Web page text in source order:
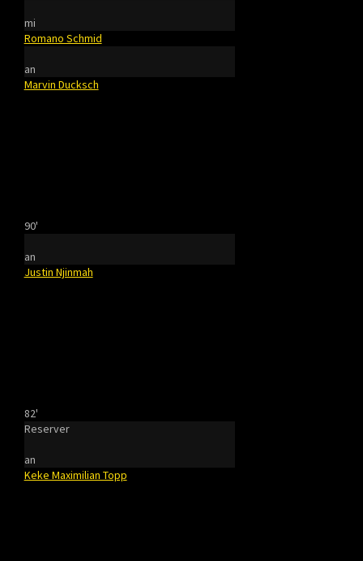
mi
Romano Schmid
an
Marvin Ducksch
90'
an
Justin Njinmah
82'
Reserver
an
Keke Maximilian Topp